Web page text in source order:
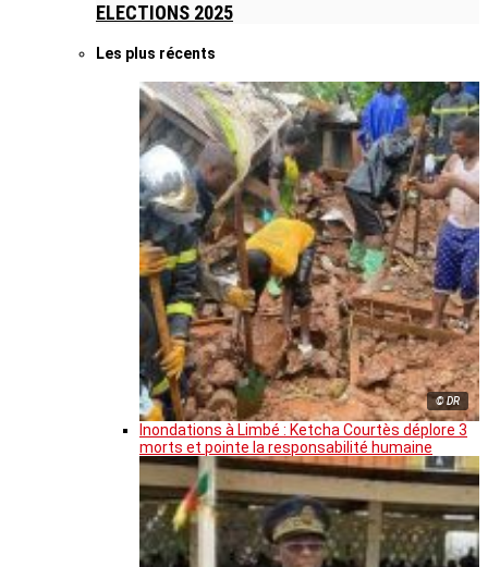
ELECTIONS 2025
Les plus récents
© DR
Inondations à Limbé : Ketcha Courtès déplore 3
morts et pointe la responsabilité humaine